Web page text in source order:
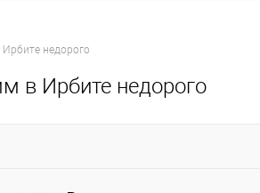
недорого
в Ирбите недорого